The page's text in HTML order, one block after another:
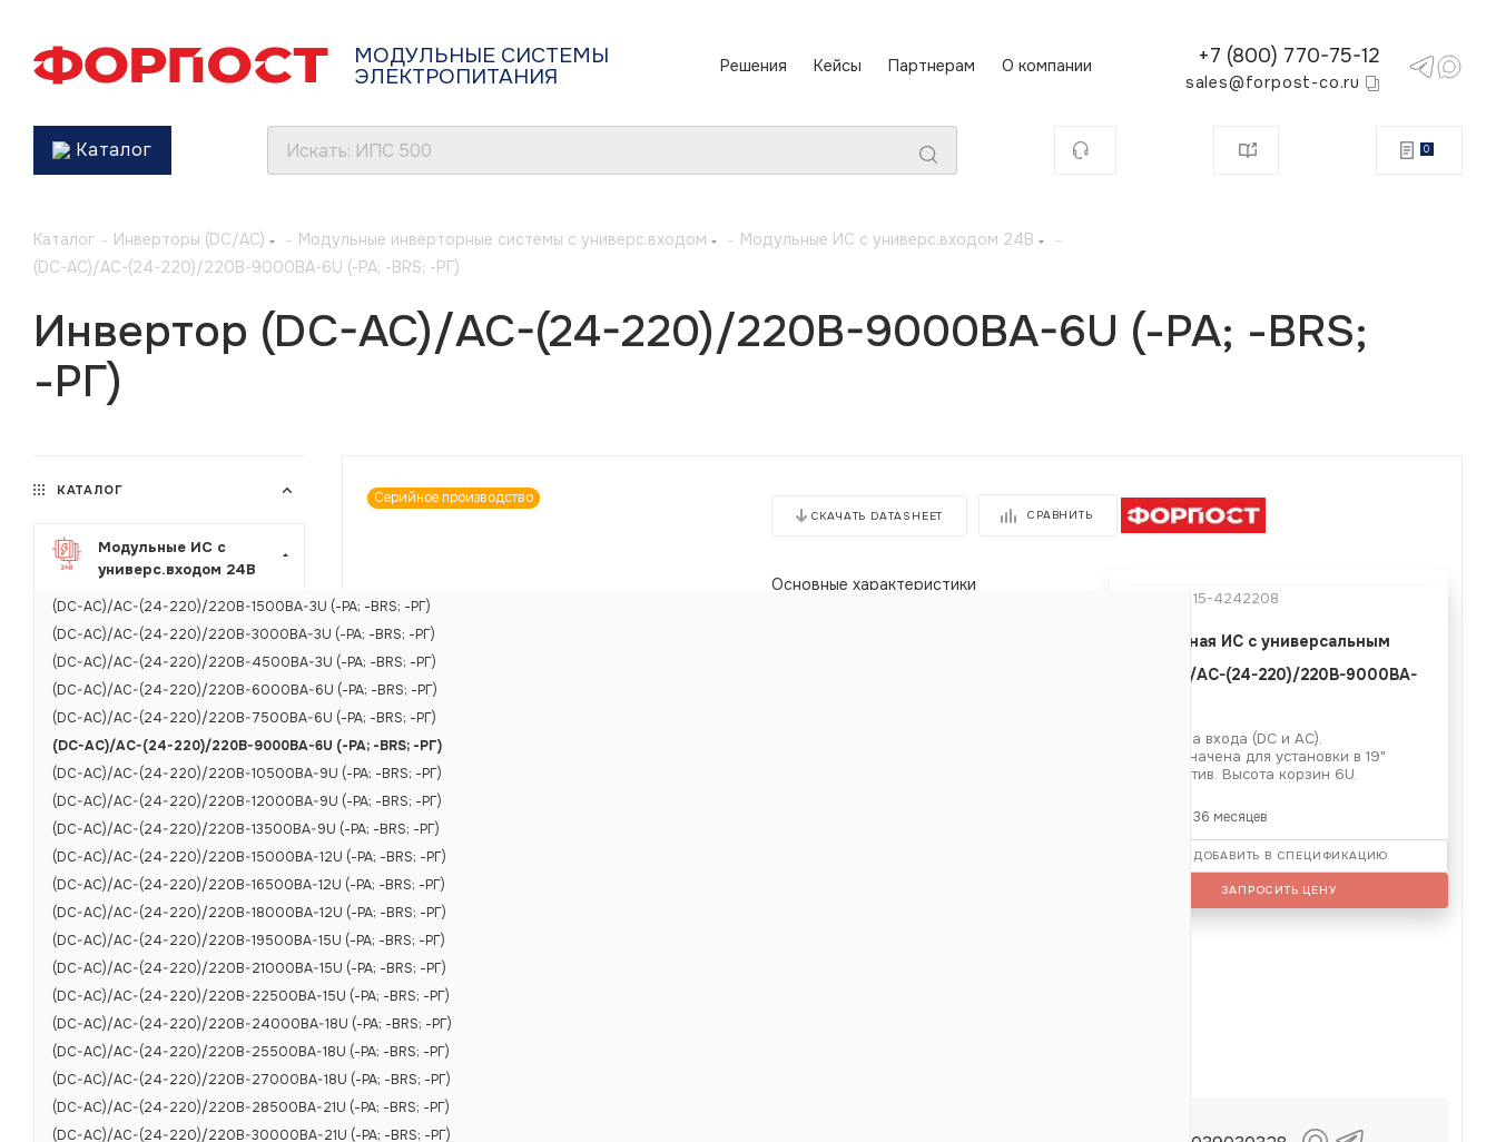
МОДУЛЬНЫЕ СИСТЕМЫ
ЭЛЕКТРОПИТАНИЯ Решения Кейсы Партнерам О компании +7 (800) 770-75-12
sales@forpost-co.ru
Каталог 0
Каталог - Инверторы (DC/AC) - Модульные инверторные системы с универс.входом - Модульные ИС с универс.входом 24В -
(DC-AC)/AC-(24-220)/220B-9000BA-6U (-РА; -BRS; -РГ)
Инвертор (DC-AC)/AC-(24-220)/220B-9000BA-6U (-РА; -BRS;
-РГ)
Серийное производство
СКАЧАТЬ DATASHEET СРАВНИТЬ
Основные характеристики
15-4242208
Модульная ИС с универсальным
(DC-АС)/AC-(24-220)/220B-9000BA-
Имеет два входа (DC и АС).
Предназначена для установки в 19"
конструктив. Высота корзин 6U.
Гарантия: 36 месяцев
ДОБАВИТЬ В СПЕЦИФИКАЦИЮ
ЗАПРОСИТЬ ЦЕНУ
КАТАЛОГ
Модульные ИС с
универс.входом 24В
(DC-AC)/AC-(24-220)/220B-1500BA-3U (-РА; -BRS; -РГ)
(DC-AC)/AC-(24-220)/220B-3000BA-3U (-РА; -BRS; -РГ)
(DC-AC)/AC-(24-220)/220B-4500BA-3U (-РА; -BRS; -РГ)
(DC-AC)/AC-(24-220)/220B-6000BA-6U (-РА; -BRS; -РГ)
(DC-AC)/AC-(24-220)/220B-7500BA-6U (-РА; -BRS; -РГ)
(DC-AC)/AC-(24-220)/220B-9000BA-6U (-РА; -BRS; -РГ)
(DC-AC)/AC-(24-220)/220B-10500BA-9U (-РА; -BRS; -РГ)
(DC-AC)/AC-(24-220)/220B-12000BA-9U (-РА; -BRS; -РГ)
(DC-AC)/AC-(24-220)/220B-13500BA-9U (-РА; -BRS; -РГ)
(DC-AC)/AC-(24-220)/220B-15000BA-12U (-РА; -BRS; -РГ)
(DC-AC)/AC-(24-220)/220B-16500BA-12U (-РА; -BRS; -РГ)
(DC-AC)/AC-(24-220)/220B-18000BA-12U (-РА; -BRS; -РГ)
(DC-AC)/AC-(24-220)/220B-19500BA-15U (-РА; -BRS; -РГ)
(DC-AC)/AC-(24-220)/220B-21000BA-15U (-РА; -BRS; -РГ)
(DC-AC)/AC-(24-220)/220B-22500BA-15U (-РА; -BRS; -РГ)
(DC-AC)/AC-(24-220)/220B-24000BA-18U (-РА; -BRS; -РГ)
(DC-AC)/AC-(24-220)/220B-25500BA-18U (-РА; -BRS; -РГ)
(DC-AC)/AC-(24-220)/220B-27000BA-18U (-РА; -BRS; -РГ)
(DC-AC)/AC-(24-220)/220B-28500BA-21U (-РА; -BRS; -РГ)
(DC-AC)/AC-(24-220)/220B-30000BA-21U (-РА; -BRS; -РГ)